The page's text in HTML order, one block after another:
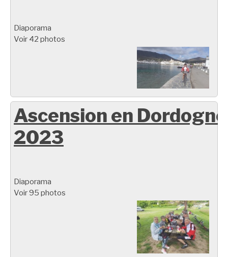
Diaporama
Voir 42 photos
Ascension en Dordogne
2023
Diaporama
Voir 95 photos